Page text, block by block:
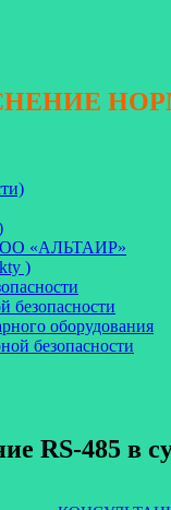
«АЛЬТАИР»
)
безопасности
оборудования
безопасности
RS-485